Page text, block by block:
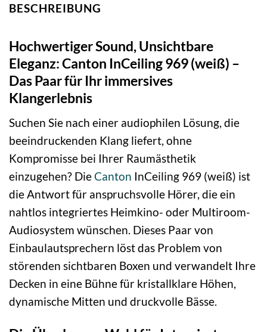
BESCHREIBUNG
Hochwertiger Sound, Unsichtbare
Eleganz: Canton InCeiling 969 (weiß) –
Das Paar für Ihr immersives
Klangerlebnis
Suchen Sie nach einer audiophilen Lösung, die
beeindruckenden Klang liefert, ohne
Kompromisse bei Ihrer Raumästhetik
einzugehen? DieCanton InCeiling 969 (weiß) ist
die Antwort für anspruchsvolle Hörer, die ein
nahtlos integriertes Heimkino- oder Multiroom-
Audiosystem wünschen. Dieses Paar von
Einbaulautsprechern löst das Problem von
störenden sichtbaren Boxen und verwandelt Ihre
Decken in eine Bühne für kristallklare Höhen,
dynamische Mitten und druckvolle Bässe.